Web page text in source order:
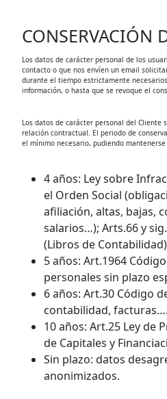
CONSERVACIÓN
Los datos de carácter personal de los
contacto o que nos envíen un email
durante el tiempo estrictamente
información, o hasta que se revoque el
Los datos de carácter personal del Cliente
relación contractual. El periodo de
el mínimo necesario, pudiendo mantenerse
4 años: Ley sobre
el Orden Social
afiliación, altas, bajas,
salarios…); Arts.66 y
(Libros de
5 años: Art.1964
personales sin plazo
6 años: Art.30 Código
contabilidad,
10 años: Art.25 Ley de
de Capitales y
Sin plazo: datos
anonimizados.